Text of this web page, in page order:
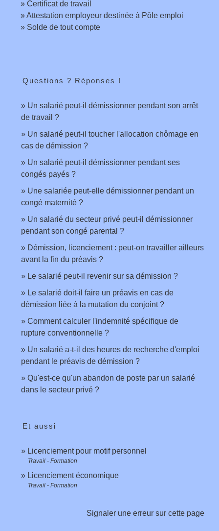
Certificat de travail
Attestation employeur destinée à Pôle emploi
Solde de tout compte
Questions ? Réponses !
Un salarié peut-il démissionner pendant son arrêt
de travail ?
Un salarié peut-il toucher l'allocation chômage en
cas de démission ?
Un salarié peut-il démissionner pendant ses
congés payés ?
Une salariée peut-elle démissionner pendant un
congé maternité ?
Un salarié du secteur privé peut-il démissionner
pendant son congé parental ?
Démission, licenciement : peut-on travailler ailleurs
avant la fin du préavis ?
Le salarié peut-il revenir sur sa démission ?
Le salarié doit-il faire un préavis en cas de
démission liée à la mutation du conjoint ?
Comment calculer l'indemnité spécifique de
rupture conventionnelle ?
Un salarié a-t-il des heures de recherche d'emploi
pendant le préavis de démission ?
Qu'est-ce qu'un abandon de poste par un salarié
dans le secteur privé ?
Et aussi
Licenciement pour motif personnel
Travail - Formation
Licenciement économique
Travail - Formation
Signaler une erreur sur cette page